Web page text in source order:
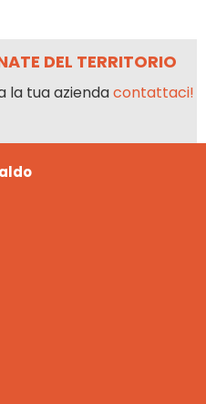
DEL TERRITORIO
la tua aziendacontattaci!